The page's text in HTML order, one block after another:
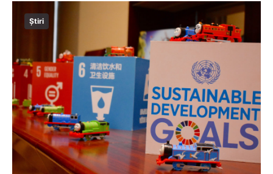
Știri